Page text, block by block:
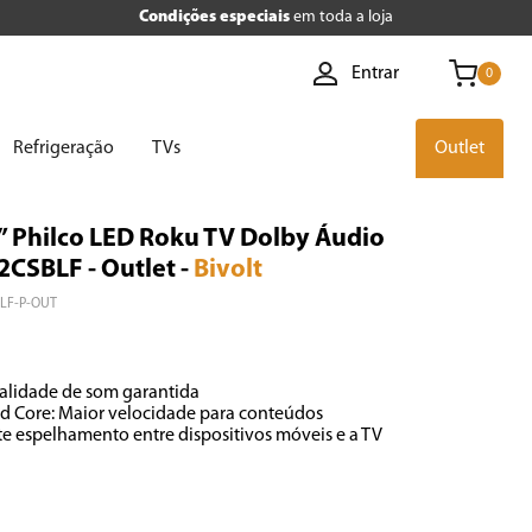
Condições especiais em toda a loja
Entrar 0
Refrigeração TVs Outlet
Philco LED Roku TV Dolby Áudio
- Outlet- Bivolt
P-OUT
de som garantida
Core: Maior velocidade para conteúdos
espelhamento entre dispositivos móveis e a TV